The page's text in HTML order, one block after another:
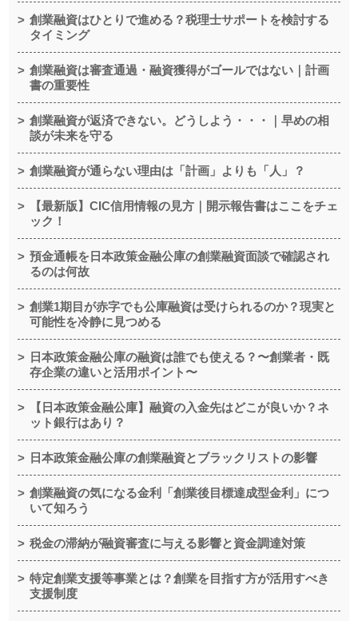
創業融資はひとりで進める？税理士サポートを検討する
タイミング
創業融資は審査通過・融資獲得がゴールではない｜計画
書の重要性
創業融資が返済できない。どうしよう・・・｜早めの相
談が未来を守る
創業融資が通らない理由は「計画」よりも「人」？
【最新版】CIC信用情報の見方｜開示報告書はここをチェ
ック！
預金通帳を日本政策金融公庫の創業融資面談で確認され
るのは何故
創業1期目が赤字でも公庫融資は受けられるのか？現実と
可能性を冷静に見つめる
日本政策金融公庫の融資は誰でも使える？〜創業者・既
存企業の違いと活用ポイント〜
【日本政策金融公庫】融資の入金先はどこが良いか？ネ
ット銀行はあり？
日本政策金融公庫の創業融資とブラックリストの影響
創業融資の気になる金利「創業後目標達成型金利」につ
いて知ろう
税金の滞納が融資審査に与える影響と資金調達対策
特定創業支援等事業とは？創業を目指す方が活用すべき
支援制度